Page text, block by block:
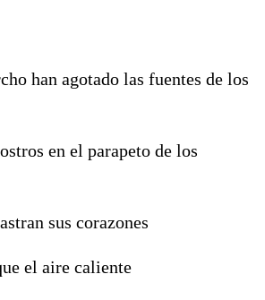
han agotado las fuentes de los
en el parapeto de los
sus corazones
el aire caliente